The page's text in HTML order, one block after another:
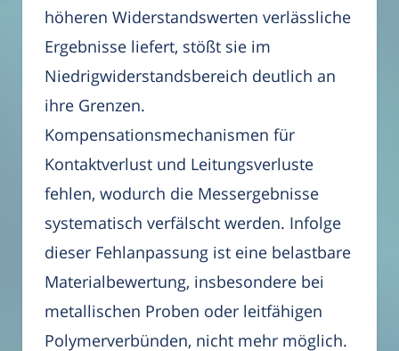
höheren Widerstandswerten verlässliche
Ergebnisse liefert, stößt sie im
Niedrigwiderstandsbereich deutlich an
ihre Grenzen.
Kompensationsmechanismen für
Kontaktverlust und Leitungsverluste
fehlen, wodurch die Messergebnisse
systematisch verfälscht werden. Infolge
dieser Fehlanpassung ist eine belastbare
Materialbewertung, insbesondere bei
metallischen Proben oder leitfähigen
Polymerverbünden, nicht mehr möglich.